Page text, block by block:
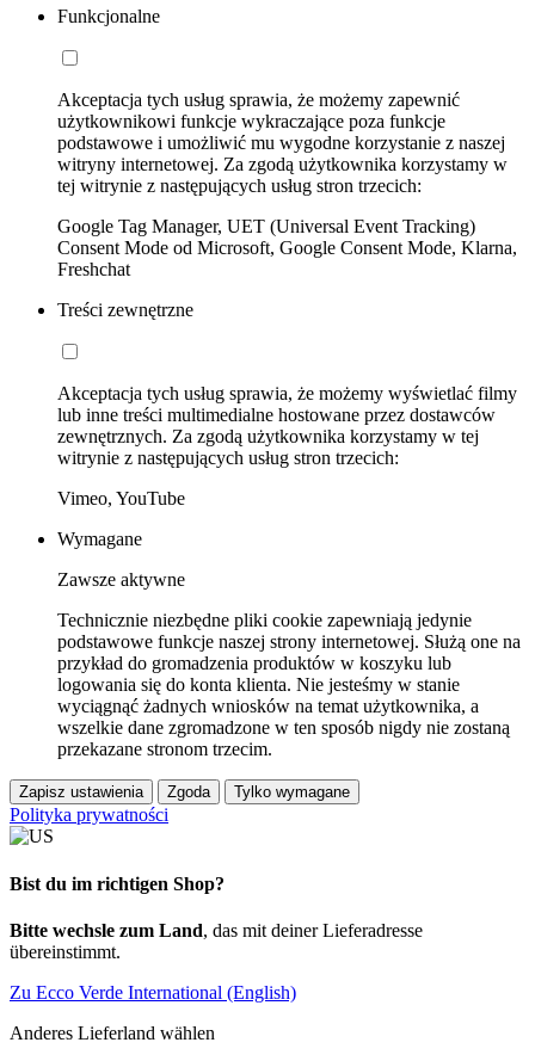
Funkcjonalne
Akceptacja tych usług sprawia, że możemy zapewnić
użytkownikowi funkcje wykraczające poza funkcje
podstawowe i umożliwić mu wygodne korzystanie z naszej
witryny internetowej. Za zgodą użytkownika korzystamy w
tej witrynie z następujących usług stron trzecich:
Google Tag Manager, UET (Universal Event Tracking)
Consent Mode od Microsoft, Google Consent Mode, Klarna,
Freshchat
Treści zewnętrzne
Akceptacja tych usług sprawia, że możemy wyświetlać filmy
lub inne treści multimedialne hostowane przez dostawców
zewnętrznych. Za zgodą użytkownika korzystamy w tej
witrynie z następujących usług stron trzecich:
Vimeo, YouTube
Wymagane
Zawsze aktywne
Technicznie niezbędne pliki cookie zapewniają jedynie
podstawowe funkcje naszej strony internetowej. Służą one na
przykład do gromadzenia produktów w koszyku lub
logowania się do konta klienta. Nie jesteśmy w stanie
wyciągnąć żadnych wniosków na temat użytkownika, a
wszelkie dane zgromadzone w ten sposób nigdy nie zostaną
przekazane stronom trzecim.
Zapisz ustawienia Zgoda Tylko wymagane
Polityka prywatności
Bist du im richtigen Shop?
Bitte wechsle zum Land, das mit deiner Lieferadresse
übereinstimmt.
Zu Ecco Verde International (English)
Anderes Lieferland wählen